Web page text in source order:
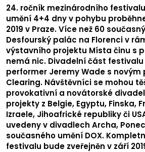
24. ročník mezinárodního
umění 4+4 dny v pohybu
2019 v Praze. Více než 60
Desfourský palác na Florenci v
výstavního projektu Místa činu s
nemá nic. Divadelní část
performer Jeremy Wade s
Clearing. Návštěvníci se mohou
provokativní a novátorské
projekty z Belgie, Egyptu, Finska,
Izraele, Jihoafrické republiky či
uvedeny v divadlech Archa,
současného umění DOX.
festivalu bude zveřejněn v září